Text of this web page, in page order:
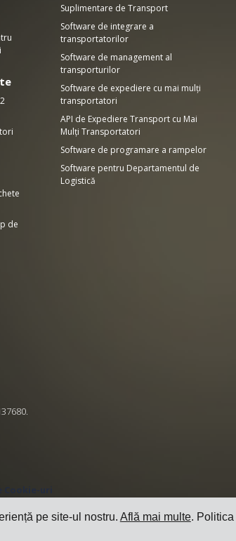
pe site-ul nostru. Află mai multe. Politica
de
Suplimentare de Transport
Software de integrare a
transportatorilor
Software de management al
transporturilor
Software de expediere cu mai mulți
transportatori
API de Expediere Transport cu Mai
Mulți Transportatori
Software de programare a rampelor
Software pentru Departamentul de
Logistică